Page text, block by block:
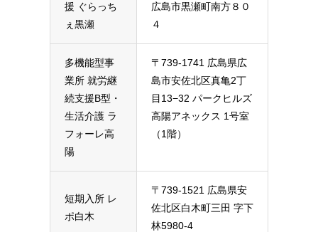
援 ぐらっち
ぇ黒瀬
広島市黒瀬町南方８０
４
多機能型事
業所 就労継
続支援B型・
生活介護 ラ
フォーレ高
陽
〒739-1741 広島県広
島市安佐北区真亀2丁
目13−32 パークヒルズ
高陽アネックス 1号室
（1階）
短期入所 レ
ポ白木
〒739-1521 広島県安
佐北区白木町三田 字下
林5980-4